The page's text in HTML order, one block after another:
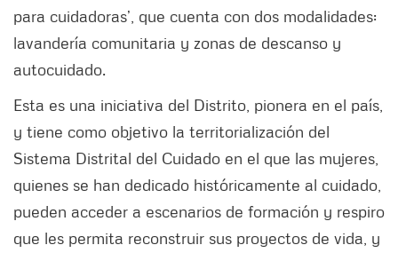
para cuidadoras’, que cuenta con dos modalidades:
lavandería comunitaria y zonas de descanso y
autocuidado.
Esta es una iniciativa del Distrito, pionera en el país,
y tiene como objetivo la territorialización del
Sistema Distrital del Cuidado en el que las mujeres,
quienes se han dedicado históricamente al cuidado,
pueden acceder a escenarios de formación y respiro
que les permita reconstruir sus proyectos de vida, y